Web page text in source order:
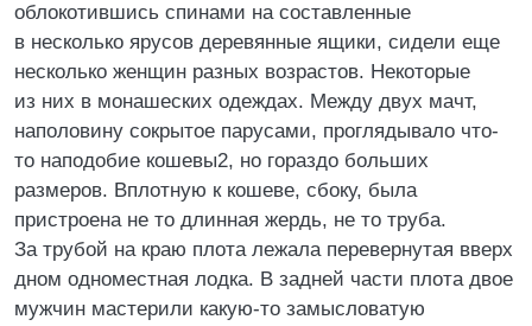
облокотившись спинами на составленные
в несколько ярусов деревянные ящики, сидели еще
несколько женщин разных возрастов. Некоторые
из них в монашеских одеждах. Между двух мачт,
наполовину сокрытое парусами, проглядывало что-
то наподобие кошевы2, но гораздо больших
размеров. Вплотную к кошеве, сбоку, была
пристроена не то длинная жердь, не то труба.
За трубой на краю плота лежала перевернутая вверх
дном одноместная лодка. В задней части плота двое
мужчин мастерили какую-то замысловатую